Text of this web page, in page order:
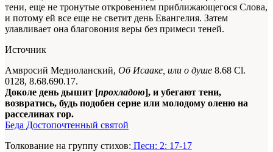
тени, еще не тронутые откровением приближающегося Слова,
и потому ей все еще не светит день Евангелия. Затем
улавливает она благовония веры без примеси теней.
Источник
Амвросий Медиоланский, Об Исааке, или о душе 8.68 Сl.
0128, 8.68.690.17.
Доколе день дышит [прохладою], и убегают тени,
возвратись, будь подобен серне или молодому оленю на
расселинах гор.
Беда Достопочтенный святой
Толкование на группу стихов: Песн: 2: 17-17